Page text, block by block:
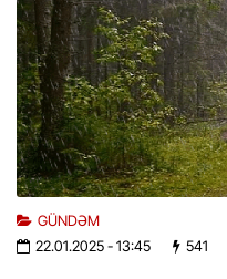
GÜNDƏM
22.01.2025- 13:45 541